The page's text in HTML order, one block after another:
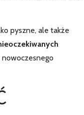
pyszne, ale także
nowoczesnego